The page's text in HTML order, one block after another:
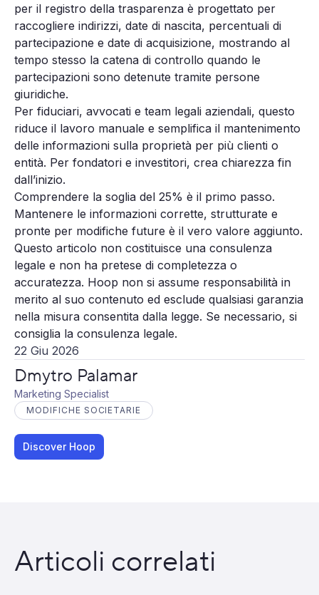
22 Giu 2026
Dmytro Palamar
Marketing Specialist
MODIFICHE SOCIETARIE
Discover Hoop
per il registro della trasparenza è progettato per
raccogliere indirizzi, date di nascita, percentuali di
partecipazione e date di acquisizione, mostrando al
tempo stesso la catena di controllo quando le
partecipazioni sono detenute tramite persone
giuridiche.
Per fiduciari, avvocati e team legali aziendali, questo
riduce il lavoro manuale e semplifica il mantenimento
delle informazioni sulla proprietà per più clienti o
entità. Per fondatori e investitori, crea chiarezza fin
dall’inizio.
Comprendere la soglia del 25% è il primo passo.
Mantenere le informazioni corrette, strutturate e
pronte per modifiche future è il vero valore aggiunto.
Questo articolo non costituisce una consulenza
legale e non ha pretese di completezza o
accuratezza. Hoop non si assume responsabilità in
merito al suo contenuto ed esclude qualsiasi garanzia
nella misura consentita dalla legge. Se necessario, si
consiglia la consulenza legale.
Articoli correlati